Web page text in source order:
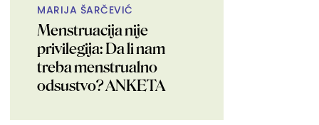
MARIJA ŠARČEVIĆ
Menstruacija nije
privilegija: Da li nam
treba menstrualno
odsustvo? ANKETA